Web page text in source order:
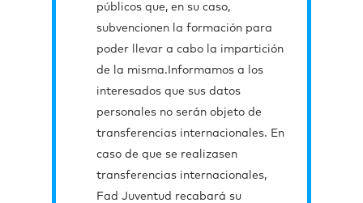
públicos que, en su caso,
subvencionen la formación para
poder llevar a cabo la impartición
de la misma.Informamos a los
interesados que sus datos
personales no serán objeto de
transferencias internacionales. En
caso de que se realizasen
transferencias internacionales,
Fad Juventud recabará su